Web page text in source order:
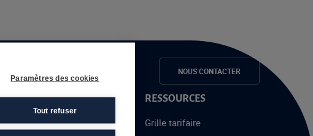
Espace candidats NOUS CONTACTER
À PROPOS
Talent
RESSOURCES
Grille tarifaire
Paramètres des cookies
Tout refuser